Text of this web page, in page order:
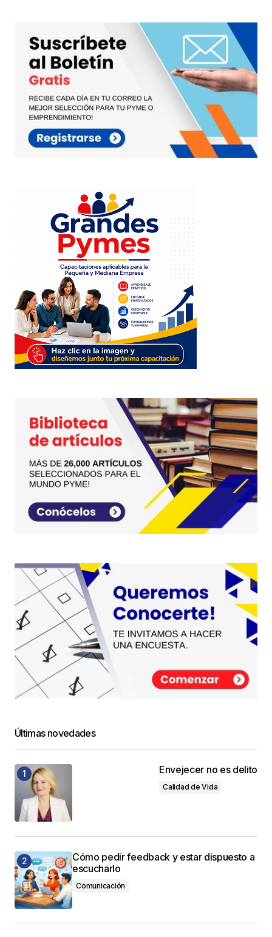
Últimas novedades
Envejecer no es delito
Calidad de Vida
Cómo pedir feedback y estar dispuesto a
escucharlo
Comunicación